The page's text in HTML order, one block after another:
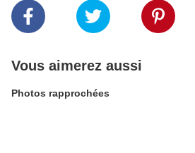
Vous aimerez aussi
Photos rapprochées